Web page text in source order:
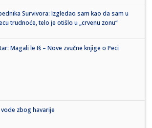
Survivora: Izgledao sam kao da sam u
trudnoće, telo je otišlo u „crvenu zonu“
Magali le Iš – Nove zvučne knjige o Peci
zbog havarije